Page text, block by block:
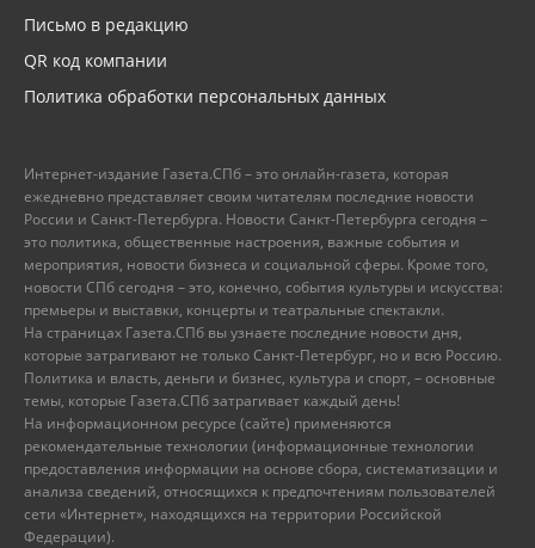
Письмо в редакцию
QR код компании
Политика обработки персональных данных
Интернет-издание Газета.СПб – это онлайн-газета, которая
ежедневно представляет своим читателям последние новости
России и Санкт-Петербурга. Новости Санкт-Петербурга сегодня –
это политика, общественные настроения, важные события и
мероприятия, новости бизнеса и социальной сферы. Кроме того,
новости СПб сегодня – это, конечно, события культуры и искусства:
премьеры и выставки, концерты и театральные спектакли.
На страницах Газета.СПб вы узнаете последние новости дня,
которые затрагивают не только Санкт-Петербург, но и всю Россию.
Политика и власть, деньги и бизнес, культура и спорт, – основные
темы, которые Газета.СПб затрагивает каждый день!
На информационном ресурсе (сайте) применяются
рекомендательные технологии (информационные технологии
предоставления информации на основе сбора, систематизации и
анализа сведений, относящихся к предпочтениям пользователей
сети «Интернет», находящихся на территории Российской
Федерации).